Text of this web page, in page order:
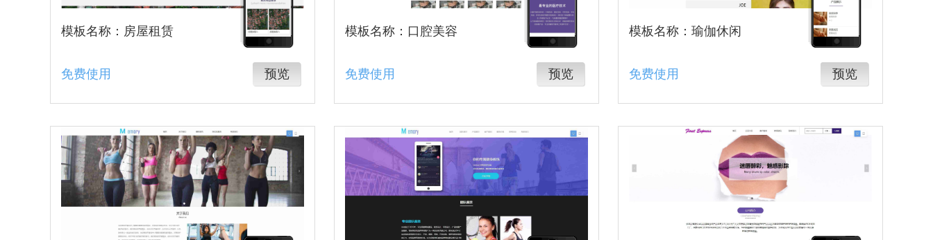
模板名称：房屋租赁
免费使用 预览
模板名称：口腔美容
免费使用 预览
模板名称：瑜伽休闲
免费使用 预览